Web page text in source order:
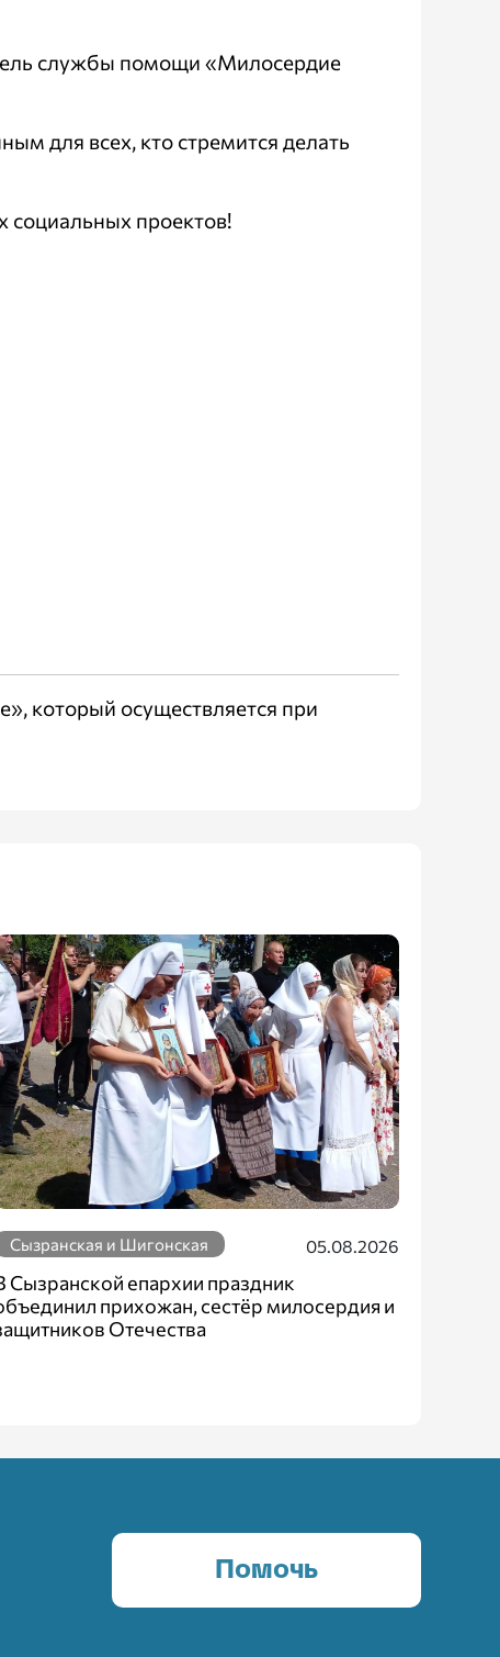
службы помощи «Милосердие
для всех, кто стремится делать
социальных проектов!
который осуществляется при
Сызранская и Шигонская 05.08.2026
Сызранской епархии праздник
прихожан, сестёр милосердия и
Отечества
Помочь